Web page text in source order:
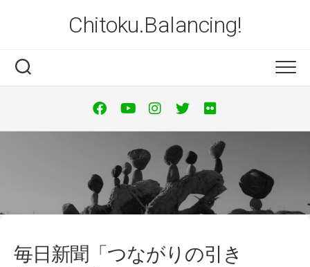
Chitoku.Balancing!
毎日新聞「つながりの引き